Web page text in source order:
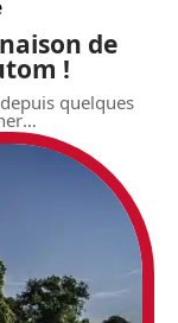
de
!
quelques
…